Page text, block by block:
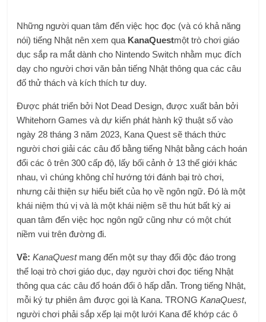
Những người quan tâm đến việc học đọc (và có khả năng
nói) tiếng Nhật nên xem qua KanaQuestmột trò chơi giáo
dục sắp ra mắt dành cho Nintendo Switch nhằm mục đích
dạy cho người chơi văn bản tiếng Nhật thông qua các câu
đố thử thách và kích thích tư duy.
Được phát triển bởi Not Dead Design, được xuất bản bởi
Whitehorn Games và dự kiến ​​phát hành kỹ thuật số vào
ngày 28 tháng 3 năm 2023, Kana Quest sẽ thách thức
người chơi giải các câu đố bằng tiếng Nhật bằng cách hoán
đổi các ô trên 300 cấp độ, lấy bối cảnh ở 13 thế giới khác
nhau, vì chúng không chỉ hướng tới đánh bại trò chơi,
nhưng cải thiện sự hiểu biết của họ về ngôn ngữ. Đó là một
khái niệm thú vị và là một khái niệm sẽ thu hút bất kỳ ai
quan tâm đến việc học ngôn ngữ cũng như có một chút
niềm vui trên đường đi.
Về:KanaQuestmang đến một sự thay đổi độc đáo trong
thể loại trò chơi giáo dục, dạy người chơi đọc tiếng Nhật
thông qua các câu đố hoán đổi ô hấp dẫn. Trong tiếng Nhật,
mỗi ký tự phiên âm được gọi là Kana. TRONGKanaQuest,
người chơi phải sắp xếp lại một lưới Kana để khớp các ô